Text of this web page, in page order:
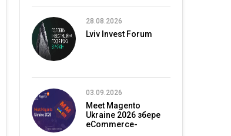
28.08.2026
Lviv Invest Forum
03.09.2026
Meet Magento
Ukraine 2026 збере
eCommerce-